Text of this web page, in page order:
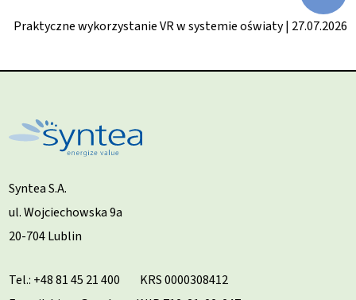
Praktyczne wykorzystanie VR w systemie oświaty | 27.07.2026
Syntea S.A.
ul. Wojciechowska 9a
20-704 Lublin
Tel.: +48 81 45 21 400
KRS 0000308412